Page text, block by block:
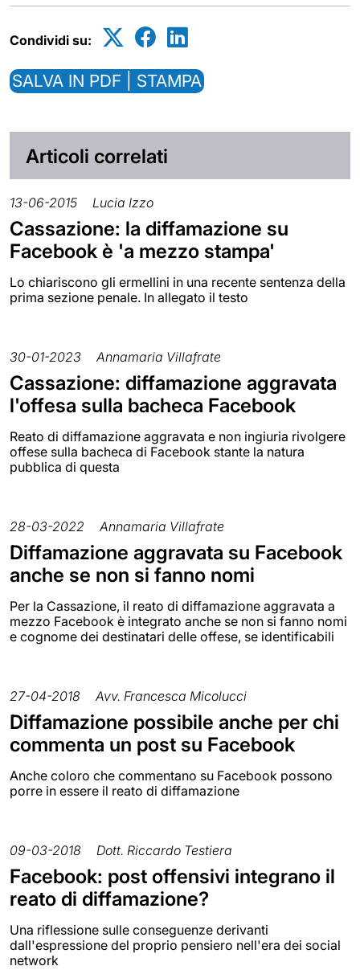
Condividi su:
SALVA IN PDF | STAMPA
Articoli correlati
13-06-2015 Lucia Izzo
Cassazione: la diffamazione su
Facebook è 'a mezzo stampa'
Lo chiariscono gli ermellini in una recente sentenza della
prima sezione penale. In allegato il testo
30-01-2023 Annamaria Villafrate
Cassazione: diffamazione aggravata
l'offesa sulla bacheca Facebook
Reato di diffamazione aggravata e non ingiuria rivolgere
offese sulla bacheca di Facebook stante la natura
pubblica di questa
28-03-2022 Annamaria Villafrate
Diffamazione aggravata su Facebook
anche se non si fanno nomi
Per la Cassazione, il reato di diffamazione aggravata a
mezzo Facebook è integrato anche se non si fanno nomi
e cognome dei destinatari delle offese, se identificabili
27-04-2018 Avv. Francesca Micolucci
Diffamazione possibile anche per chi
commenta un post su Facebook
Anche coloro che commentano su Facebook possono
porre in essere il reato di diffamazione
09-03-2018 Dott. Riccardo Testiera
Facebook: post offensivi integrano il
reato di diffamazione?
Una riflessione sulle conseguenze derivanti
dall'espressione del proprio pensiero nell'era dei social
network